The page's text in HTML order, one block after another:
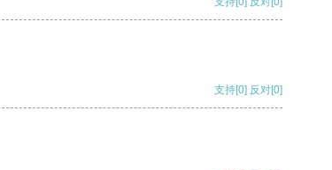
支持[0] 反对[0]